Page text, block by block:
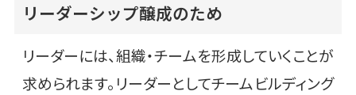
リーダーシップ醸成のため
リーダーには、組織・チームを形成していくことが
求められます。リーダーとしてチームビルディング